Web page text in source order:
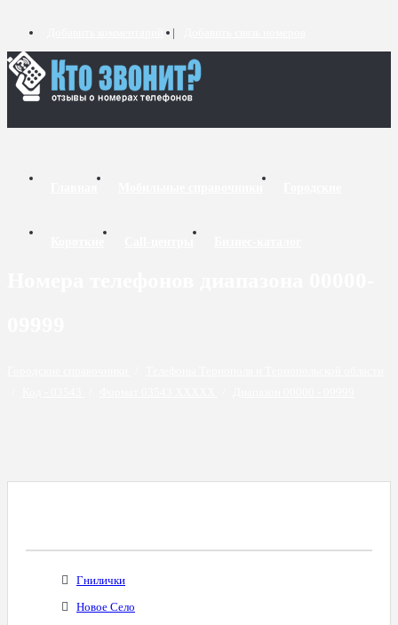
Гнилички
Новое Село